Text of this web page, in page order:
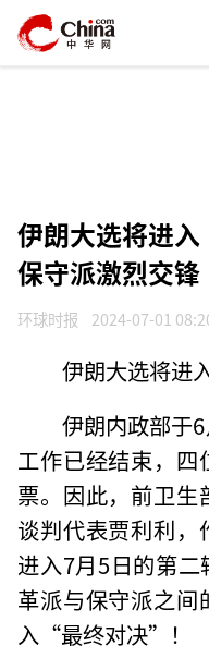
伊朗大选将进
保守派激烈交锋
环球时报 2024-07-01
伊朗大选将进
伊朗内政部于
工作已经结束，
票。因此，前卫
谈判代表贾利利
进入7月5日的第
革派与保守派之
入“最终对决”！